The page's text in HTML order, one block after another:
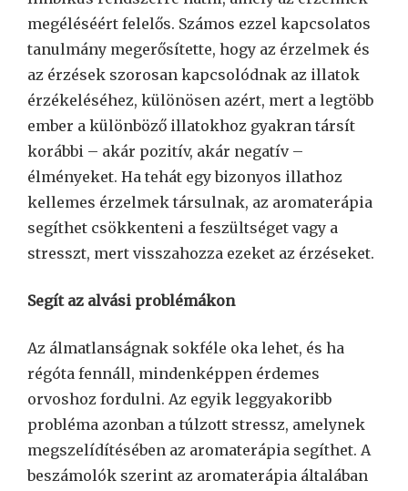
megéléséért felelős. Számos ezzel kapcsolatos
tanulmány megerősítette, hogy az érzelmek és
az érzések szorosan kapcsolódnak az illatok
érzékeléséhez, különösen azért, mert a legtöbb
ember a különböző illatokhoz gyakran társít
korábbi – akár pozitív, akár negatív –
élményeket. Ha tehát egy bizonyos illathoz
kellemes érzelmek társulnak, az aromaterápia
segíthet csökkenteni a feszültséget vagy a
stresszt, mert visszahozza ezeket az érzéseket.
Segít az alvási problémákon
Az álmatlanságnak sokféle oka lehet, és ha
régóta fennáll, mindenképpen érdemes
orvoshoz fordulni. Az egyik leggyakoribb
probléma azonban a túlzott stressz, amelynek
megszelídítésében az aromaterápia segíthet. A
beszámolók szerint az aromaterápia általában